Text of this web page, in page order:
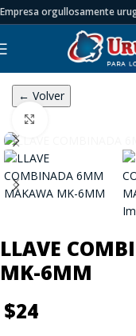
Empresa orgullosamente
← Volver
LLAVE
MK-6MM
$24